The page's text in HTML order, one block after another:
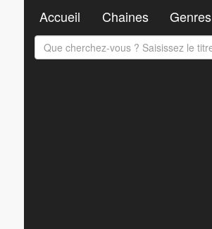
Accueil Chaines Genres